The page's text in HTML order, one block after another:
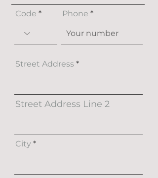
Code Phone
Street Address
Street Address Line 2
City